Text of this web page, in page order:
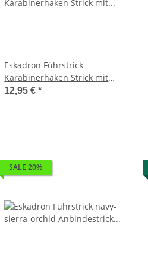
Eskadron Führstrick
Karabinerhaken Strick mit
Karabiner Anbindestrick
12,95 €*
SALE 20%